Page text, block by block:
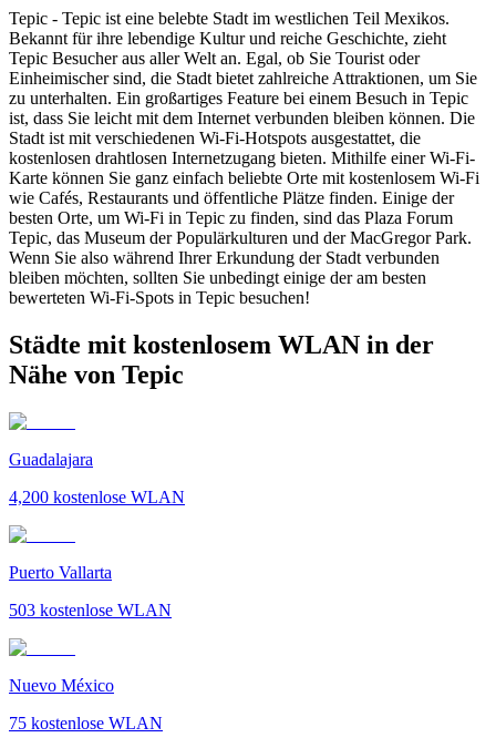
Tepic - Tepic ist eine belebte Stadt im westlichen Teil Mexikos.
Bekannt für ihre lebendige Kultur und reiche Geschichte, zieht
Tepic Besucher aus aller Welt an. Egal, ob Sie Tourist oder
Einheimischer sind, die Stadt bietet zahlreiche Attraktionen, um Sie
zu unterhalten. Ein großartiges Feature bei einem Besuch in Tepic
ist, dass Sie leicht mit dem Internet verbunden bleiben können. Die
Stadt ist mit verschiedenen Wi-Fi-Hotspots ausgestattet, die
kostenlosen drahtlosen Internetzugang bieten. Mithilfe einer Wi-Fi-
Karte können Sie ganz einfach beliebte Orte mit kostenlosem Wi-Fi
wie Cafés, Restaurants und öffentliche Plätze finden. Einige der
besten Orte, um Wi-Fi in Tepic zu finden, sind das Plaza Forum
Tepic, das Museum der Populärkulturen und der MacGregor Park.
Wenn Sie also während Ihrer Erkundung der Stadt verbunden
bleiben möchten, sollten Sie unbedingt einige der am besten
bewerteten Wi-Fi-Spots in Tepic besuchen!
Städte mit kostenlosem WLAN in der
Nähe von Tepic
Guadalajara
4,200 kostenlose WLAN
Puerto Vallarta
503 kostenlose WLAN
Nuevo México
75 kostenlose WLAN